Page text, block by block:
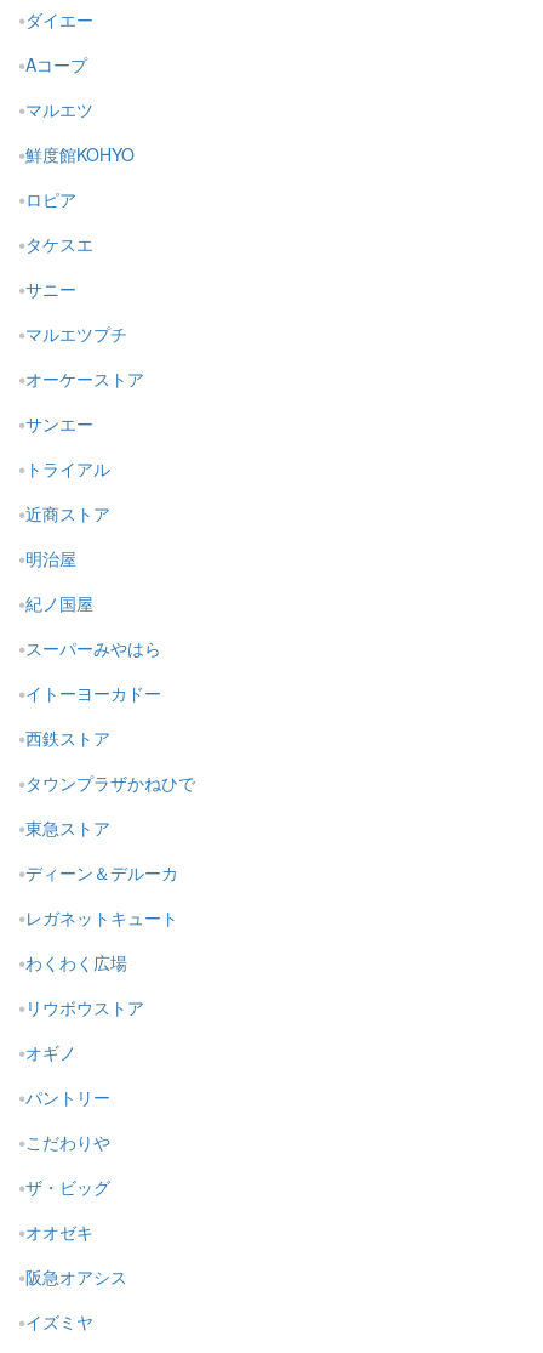
ダイエー
Aコープ
マルエツ
鮮度館KOHYO
ロピア
タケスエ
サニー
マルエツプチ
オーケーストア
サンエー
トライアル
近商ストア
明治屋
紀ノ国屋
スーパーみやはら
イトーヨーカドー
西鉄ストア
タウンプラザかねひで
東急ストア
ディーン＆デルーカ
レガネットキュート
わくわく広場
リウボウストア
オギノ
パントリー
こだわりや
ザ・ビッグ
オオゼキ
阪急オアシス
イズミヤ